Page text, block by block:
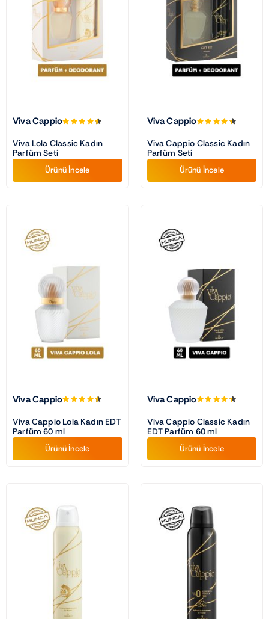
Traş Kolonyası
Tıraş Köpüğü
Vücut Spreyi
Avantajlı Ürün Setleri
Viva Cappio
Viva Lola Classic Kadın
Parfüm Seti
Ürünü İncele
Viva Cappio
Viva Cappio Classic Kadın
Parfüm Seti
Ürünü İncele
Viva Cappio
Viva Cappio Lola Kadın EDT
Parfüm 60 ml
Ürünü İncele
Viva Cappio
Viva Cappio Classic Kadın
EDT Parfüm 60 ml
Ürünü İncele